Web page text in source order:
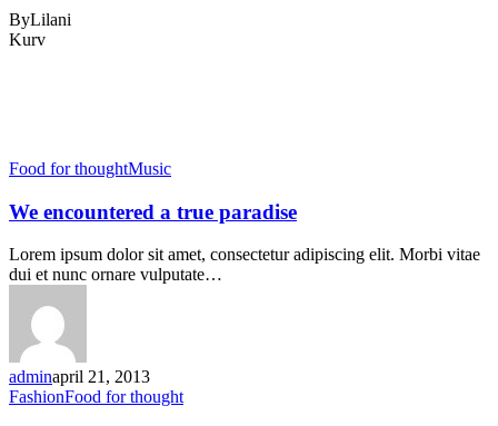
ByLilani
KurvClose
Food for thoughtMusic
We encountered a true paradise
Lorem ipsum dolor sit amet, consectetur adipiscing elit. Morbi vitae
dui et nunc ornare vulputate…
adminapril 21, 2013
FashionFood for thought